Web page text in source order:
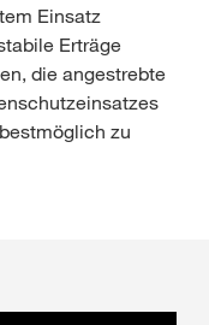
Einsatz
Erträge
die angestrebte
zu